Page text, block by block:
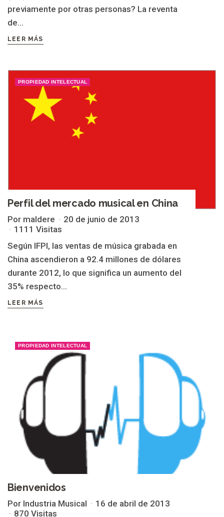
previamente por otras personas? La reventa
de...
LEER MÁS
PROPIEDAD INTELECTUAL
Perfil del mercado musical en China
Por maldere
20 de junio de 2013
1111 Visitas
Según IFPI, las ventas de música grabada en
China ascendieron a 92.4 millones de dólares
durante 2012, lo que significa un aumento del
35% respecto...
LEER MÁS
PROPIEDAD INTELECTUAL
Bienvenidos
Por Industria Musical
16 de abril de 2013
870 Visitas